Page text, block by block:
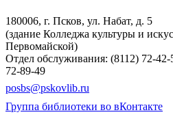
180006, г. Псков, ул. Набат, д. 5
(здание Колледжа культуры и
Первомайской)
Отдел обслуживания: (8112) 72-42-
72-89-49
posbs@pskovlib.ru
Группа библиотеки во вКонтакте